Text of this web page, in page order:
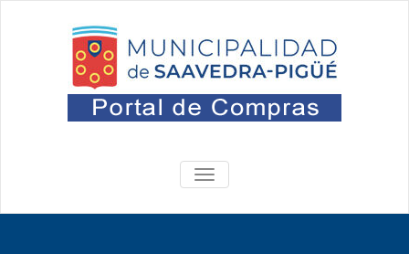
Portal
Oficina de Compras
ALTERNAR
NAVEGACIÓN